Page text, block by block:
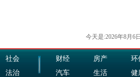
今天是:2026年8月6
社会
法治
财经 房产
环
汽车
生活
健